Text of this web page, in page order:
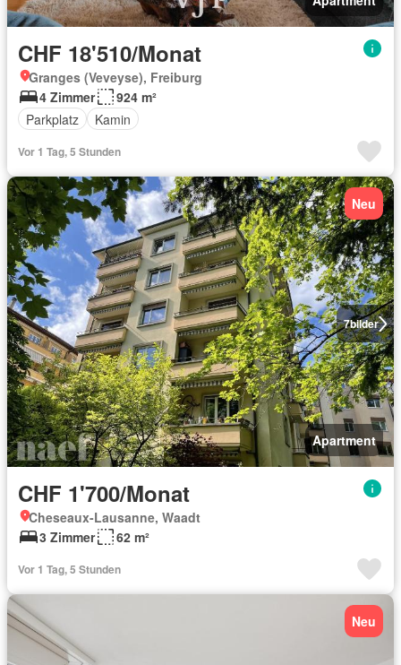
CHF 18'510/Monat
Granges (Veveyse), Freiburg
4 Zimmer
924 m²
Parkplatz
Kamin
Vor 1 Tag, 5 Stunden
7bilder
Neu
Apartment
CHF 1'700/Monat
Cheseaux-Lausanne, Waadt
3 Zimmer
62 m²
Vor 1 Tag, 5 Stunden
Neu